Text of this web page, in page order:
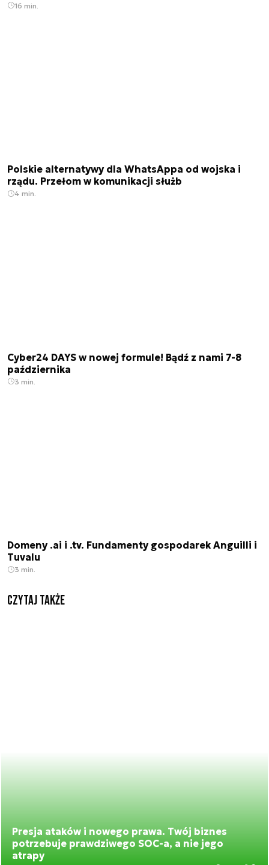
16 min.
Polskie alternatywy dla WhatsAppa od wojska i
rządu. Przełom w komunikacji służb
4 min.
Cyber24 DAYS w nowej formule! Bądź z nami 7-8
października
3 min.
Domeny .ai i .tv. Fundamenty gospodarek Anguilli i
Tuvalu
3 min.
Czytaj także
Presja ataków i nowego prawa. Twój biznes
potrzebuje prawdziwego SOC-a, a nie jego
atrapy